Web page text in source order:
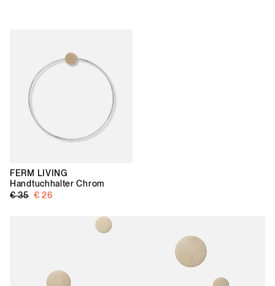
FERM LIVING
Handtuchhalter Chrom
€ 35 € 26